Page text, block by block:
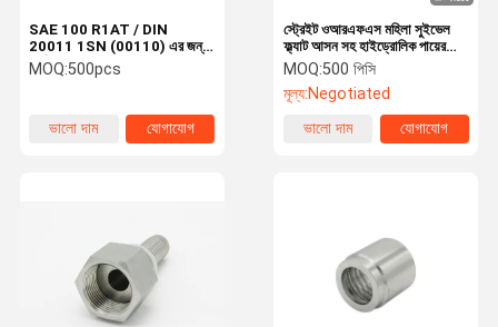
স্ট্রেইট ওআরএফএস মহিলা সুইভেল
ফ্ল্যাট আসন সহ হাইড্রোলিক পায়ের
পাতার মোজাবিশেষ সংযোগকারী
MOQ:500 পিসি
মূল্য:Negotiated
ভালো দাম
যোগাযোগ
SAE 100 R1AT / DIN
20011 1SN (00110) এর জন্য
কার্টন ইস্পাত হাইড্রোলিক পায়ের পাতার
মোজাবিশেষ
MOQ:500pcs
ভালো দাম যোগাযোগ